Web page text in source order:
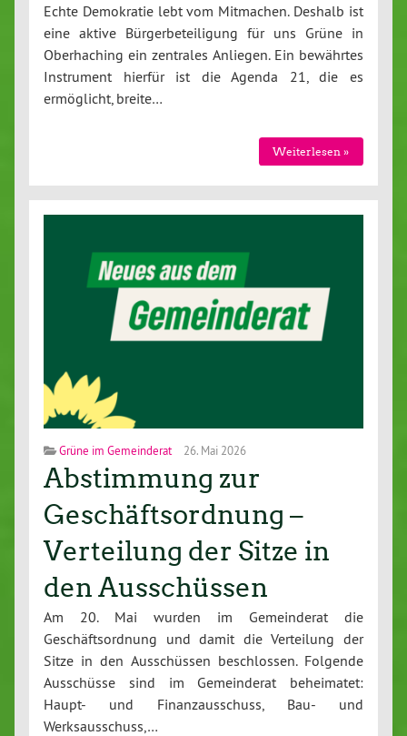
Echte Demokratie lebt vom Mitmachen. Deshalb ist
eine aktive Bürgerbeteiligung für uns Grüne in
Oberhaching ein zentrales Anliegen. Ein bewährtes
Instrument hierfür ist die Agenda 21, die es
ermöglicht, breite…
Weiterlesen »
Grüne im Gemeinderat 26. Mai 2026
Abstimmung zur
Geschäftsordnung –
Verteilung der Sitze in
den Ausschüssen
Am 20. Mai wurden im Gemeinderat die
Geschäftsordnung und damit die Verteilung der
Sitze in den Ausschüssen beschlossen. Folgende
Ausschüsse sind im Gemeinderat beheimatet:
Haupt- und Finanzausschuss, Bau- und
Werksausschuss,…